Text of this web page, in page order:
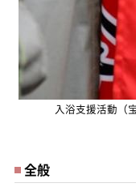
入浴支援活動（
全般